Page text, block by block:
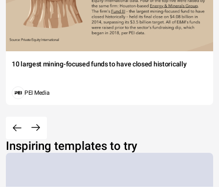
10 largest mining-focused funds to have closed historically
PEI Media
Inspiring templates to try